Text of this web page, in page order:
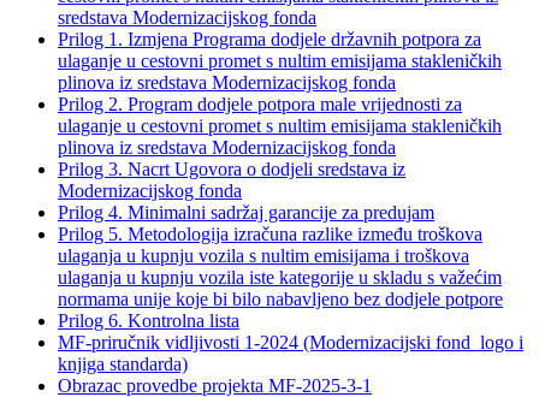
sredstava Modernizacijskog fonda
Prilog 1. Izmjena Programa dodjele državnih potpora za
ulaganje u cestovni promet s nultim emisijama stakleničkih
plinova iz sredstava Modernizacijskog fonda
Prilog 2. Program dodjele potpora male vrijednosti za
ulaganje u cestovni promet s nultim emisijama stakleničkih
plinova iz sredstava Modernizacijskog fonda
Prilog 3. Nacrt Ugovora o dodjeli sredstava iz
Modernizacijskog fonda
Prilog 4. Minimalni sadržaj garancije za predujam
Prilog 5. Metodologija izračuna razlike između troškova
ulaganja u kupnju vozila s nultim emisijama i troškova
ulaganja u kupnju vozila iste kategorije u skladu s važećim
normama unije koje bi bilo nabavljeno bez dodjele potpore
Prilog 6. Kontrolna lista
MF-priručnik vidljivosti 1-2024 (Modernizacijski fond_logo i
knjiga standarda)
Obrazac provedbe projekta MF-2025-3-1